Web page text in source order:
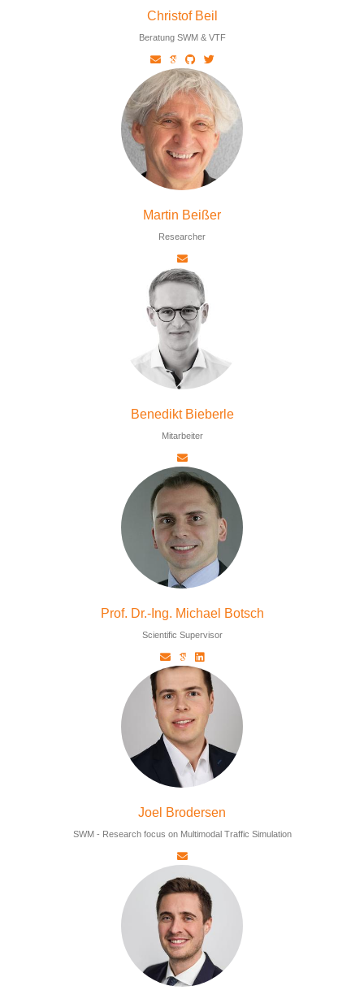
Christof Beil
Beratung SWM & VTF
Martin Beißer
Researcher
Benedikt Bieberle
Mitarbeiter
Prof. Dr.-Ing. Michael Botsch
Scientific Supervisor
Joel Brodersen
SWM - Research focus on Multimodal Traffic Simulation